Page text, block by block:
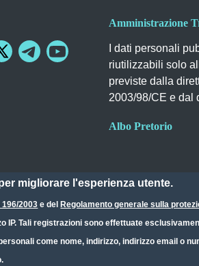
Amministrazione
I dati personali
riutilizzabili solo
previste dalla
2003/98/CE e dal
Albo Pretorio
migliorare l'esperienza utente.
2003 e del Regolamento generale sulla
Tali registrazioni sono effettuate
come nome, indirizzo, indirizzo email o